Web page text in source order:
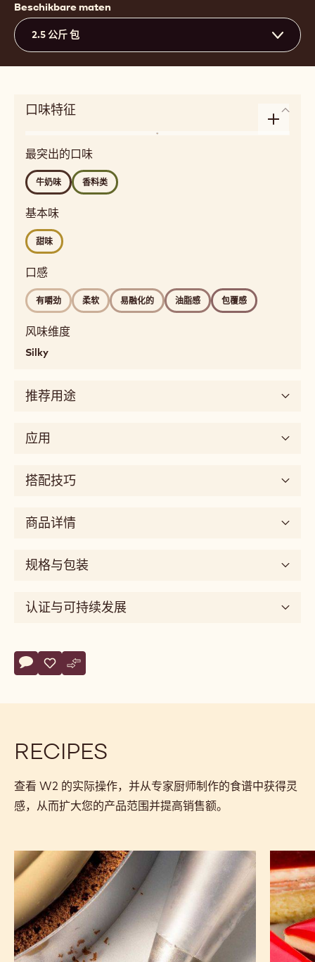
Beschikbare maten
2.5 公斤 包
口味特征
taste
味
dairy,
spices
Detailed
flavor
milky,
口
感
chewy,
soft,
melting,
味
sweet
风
维
silky
最突出的口味
牛奶味 香料类
基本味
甜味
口感
有嚼劲 柔软 易融化的 油脂感 包覆感
风味维度
Silky
推荐用途
应用
搭配技巧
商品详情
规格与包装
认证与可持续发展
Actions
评论
- W2保存
- W2比较
- W2
RECIPES
查看 W2 的实际操作，并从专家厨师制作的食谱中获得灵
感，从而扩大您的产品范围并提高销售额。
白
巧
力
奶
酱
巧
克
力
巴
伐